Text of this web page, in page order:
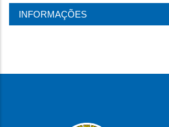
INFORMAÇÕES